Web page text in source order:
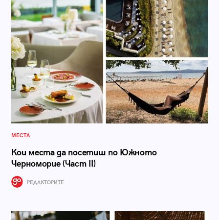
МЕСТА
Кои места да посетиш по Южното
Черноморие (Част II)
РЕДАКТОРИТЕ